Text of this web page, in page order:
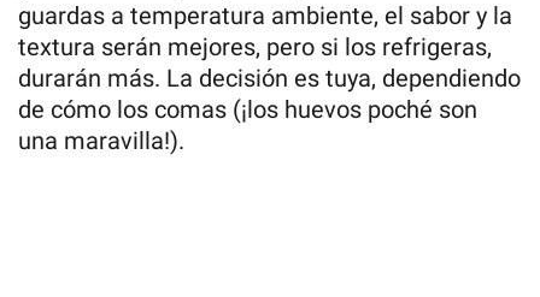
guardas a temperatura ambiente, el sabor y la
textura serán mejores, pero si los refrigeras,
durarán más. La decisión es tuya, dependiendo
de cómo los comas (¡los huevos poché son
una maravilla!).